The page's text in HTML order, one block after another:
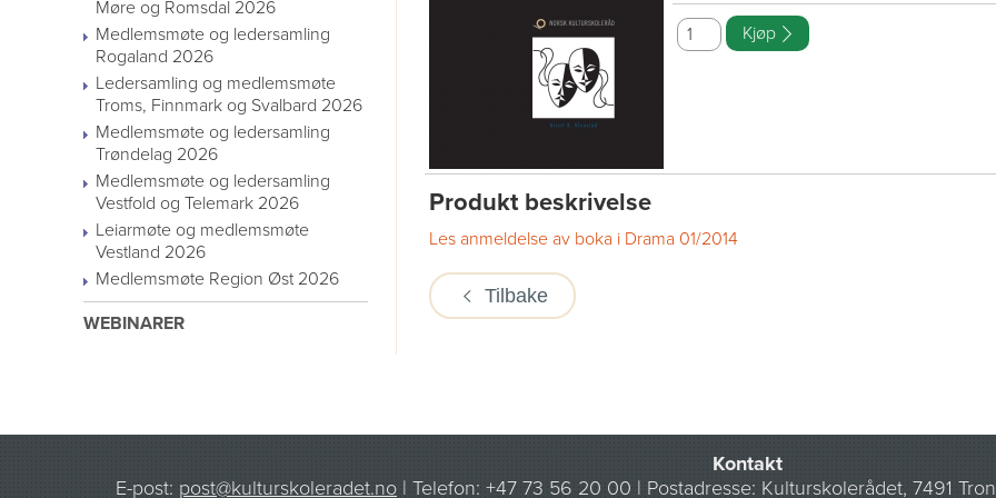
Møre og Romsdal 2026
Medlemsmøte og ledersamling
Rogaland 2026
Ledersamling og medlemsmøte
Troms, Finnmark og Svalbard 2026
Medlemsmøte og ledersamling
Trøndelag 2026
Medlemsmøte og ledersamling
Vestfold og Telemark 2026
Leiarmøte og medlemsmøte
Vestland 2026
Medlemsmøte Region Øst 2026
WEBINARER
Produkt beskrivelse
Les anmeldelse av boka i Drama 01/2014
Tilbake
Kontakt
E-post: post@kulturskoleradet.no | Telefon: +47 73 56 20 00 | Postadresse: Kulturskolerådet, 7491